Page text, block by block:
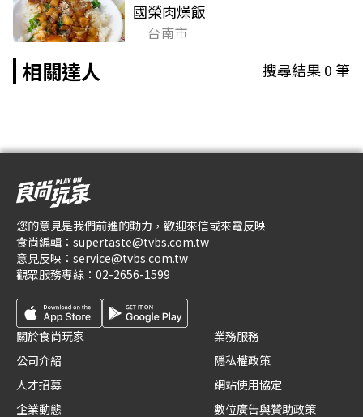
國榮肉燥飯
台南市
相關達人 搜尋結果0筆
您的意見是我們前進的動力，歡迎來信或來電反映
食尚編輯： supertaste@tvbs.com.tw
意見反映： service@tvbs.com.tw
觀眾服務專線： 02-2656-1599
關於食尚玩家
公司介紹
人才招募
企業動態
業務服務
隱私權政策
網站使用協定
數位廣告與贊助政策